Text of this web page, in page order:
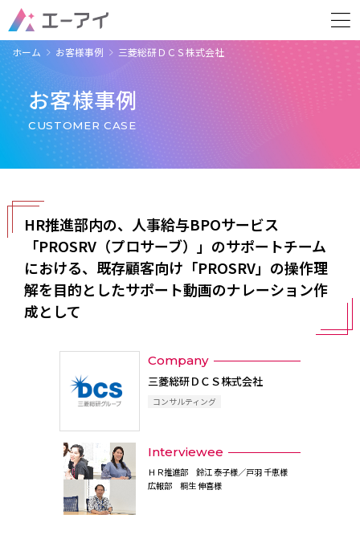
ホーム お客様事例 三菱総研ＤＣＳ株式会社
お客様事例
CUSTOMER CASE
HR推進部内の、人事給与BPOサービス
「PROSRV（プロサーブ）」のサポートチーム
における、既存顧客向け「PROSRV」の操作理
解を目的としたサポート動画のナレーション作
成として
Company
三菱総研ＤＣＳ株式会社
コンサルティング
Interviewee
ＨＲ推進部 鈴江 泰子様／戸羽 千恵様
広報部 桐生 伸喜様